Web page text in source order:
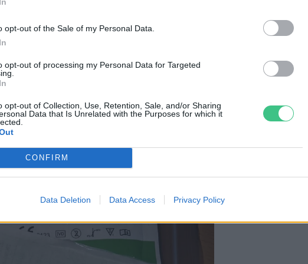
opt-out of the Sale of my Personal Data.
opt-out of processing my Personal Data for Targeted
opt-out of Collection, Use, Retention, Sale, and/or Sharing
Data that Is Unrelated with the Purposes for which it
CONFIRM
Data Deletion Data Access Privacy Policy
hetente 5,5 millió teszt fogy! Egy
hogy mekkora terhet jelent ez a
gyógyszertárban kapható gyorstesztek
gramm nem újrahasznosítható, sőt
műanyagot kapott. Ebből 4
pedig a csomagolás.